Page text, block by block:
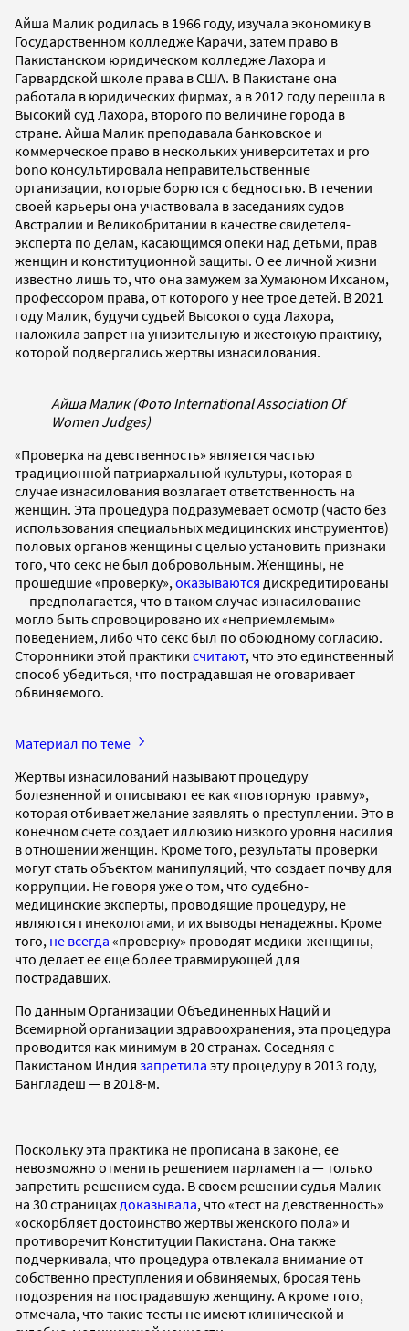
Айша Малик родилась в 1966 году, изучала экономику в
Государственном колледже Карачи, затем право в
Пакистанском юридическом колледже Лахора и
Гарвардской школе права в США. В Пакистане она
работала в юридических фирмах, а в 2012 году перешла в
Высокий суд Лахора, второго по величине города в
стране. Айша Малик преподавала банковское и
коммерческое право в нескольких университетах и pro
bono консультировала неправительственные
организации, которые борются с бедностью. В течении
своей карьеры она участвовала в заседаниях судов
Австралии и Великобритании в качестве свидетеля-
эксперта по делам, касающимся опеки над детьми, прав
женщин и конституционной защиты. О ее личной жизни
известно лишь то, что она замужем за Хумаюном Ихсаном,
профессором права, от которого у нее трое детей. В 2021
году Малик, будучи судьей Высокого суда Лахора,
наложила запрет на унизительную и жестокую практику,
которой подвергались жертвы изнасилования.
Айша Малик (Фото International Association Of
Women Judges)
«Проверка на девственность» является частью
традиционной патриархальной культуры, которая в
случае изнасилования возлагает ответственность на
женщин. Эта процедура подразумевает осмотр (часто без
использования специальных медицинских инструментов)
половых органов женщины с целью установить признаки
того, что секс не был добровольным. Женщины, не
прошедшие «проверку», оказываются дискредитированы
— предполагается, что в таком случае изнасилование
могло быть спровоцировано их «неприемлемым»
поведением, либо что секс был по обоюдному согласию.
Сторонники этой практики считают, что это единственный
способ убедиться, что пострадавшая не оговаривает
обвиняемого.
Материал по теме
Жертвы изнасилований называют процедуру
болезненной и описывают ее как «повторную травму»,
которая отбивает желание заявлять о преступлении. Это в
конечном счете создает иллюзию низкого уровня насилия
в отношении женщин. Кроме того, результаты проверки
могут стать объектом манипуляций, что создает почву для
коррупции. Не говоря уже о том, что судебно-
медицинские эксперты, проводящие процедуру, не
являются гинекологами, и их выводы ненадежны. Кроме
того, не всегда «проверку» проводят медики-женщины,
что делает ее еще более травмирующей для
пострадавших.
По данным Организации Объединенных Наций и
Всемирной организации здравоохранения, эта процедура
проводится как минимум в 20 странах. Соседняя с
Пакистаном Индия запретила эту процедуру в 2013 году,
Бангладеш — в 2018-м.
Поскольку эта практика не прописана в законе, ее
невозможно отменить решением парламента — только
запретить решением суда. В своем решении судья Малик
на 30 страницах доказывала, что «тест на девственность»
«оскорбляет достоинство жертвы женского пола» и
противоречит Конституции Пакистана. Она также
подчеркивала, что процедура отвлекала внимание от
собственно преступления и обвиняемых, бросая тень
подозрения на пострадавшую женщину. А кроме того,
отмечала, что такие тесты не имеют клинической и